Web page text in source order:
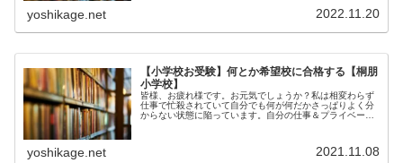
yoshikage.net 2022.11.20
【小学校お受験】何とか希望校に合格する【桐朋
小学校】
皆様、お疲れ様です。お元気でしょうか？私は相変わらず
仕事で忙殺されていて自分でも何が何だかさっぱりよく分
からない状態に陥っています。自分の仕事＆プライベート
yoshikage.net 2021.11.08